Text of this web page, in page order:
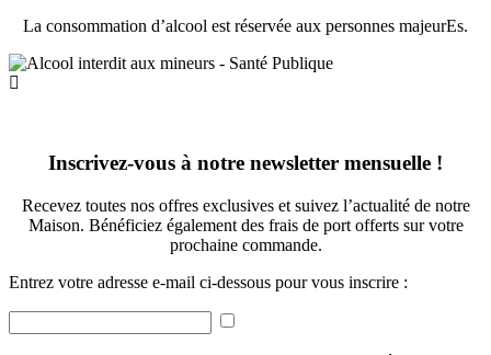
La consommation d’alcool est réservée aux personnes majeurEs.
Inscrivez-vous à notre newsletter mensuelle !
Recevez toutes nos offres exclusives et suivez l’actualité de notre
Maison. Bénéficiez également des frais de port offerts sur votre
prochaine commande.
Entrez votre adresse e-mail ci-dessous pour vous inscrire :